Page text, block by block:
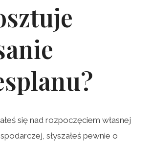
się nad rozpoczęciem własnej
słyszałeś pewnie o